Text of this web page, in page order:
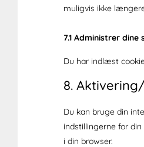
muligvis ikke
7.1 Administrer
Du har indlæst
8.
Du kan bruge din
indstillingerne for
i din browser.